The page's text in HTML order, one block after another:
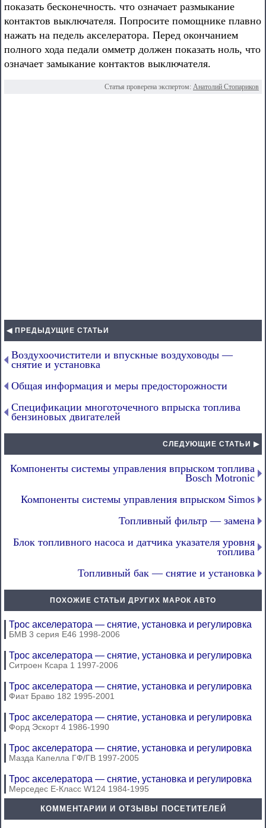
показать бесконечность. что означает размыкание
контактов выключателя. Попросите помощнике плавно
нажать на педель акселератора. Перед окончанием
полного хода педали омметр должен показать ноль, что
означает замыкание контактов выключателя.
Статья проверена экспертом: Анатолий Стопариков
◀ ПРЕДЫДУЩИЕ СТАТЬИ
Воздухоочистители и впускные воздуховоды —
снятие и установка
Общая информация и меры предосторожности
Спецификации многоточечного впрыска топлива
бензиновых двигателей
СЛЕДУЮЩИЕ СТАТЬИ ▶
Компоненты системы управления впрыском топлива
Bosch Motronic
Компоненты системы управления впрыском Simos
Топливный фильтр — замена
Блок топливного насоса и датчика указателя уровня
топлива
Топливный бак — снятие и установка
ПОХОЖИЕ СТАТЬИ ДРУГИХ МАРОК АВТО
Трос акселератора — снятие, установка и регулировка
БМВ 3 серия Е46 1998-2006
Трос акселератора — снятие, установка и регулировка
Ситроен Ксара 1 1997-2006
Трос акселератора — снятие, установка и регулировка
Фиат Браво 182 1995-2001
Трос акселератора — снятие, установка и регулировка
Форд Эскорт 4 1986-1990
Трос акселератора — снятие, установка и регулировка
Мазда Капелла ГФ/ГВ 1997-2005
Трос акселератора — снятие, установка и регулировка
Мерседес E-Класс W124 1984-1995
КОММЕНТАРИИ И ОТЗЫВЫ ПОСЕТИТЕЛЕЙ